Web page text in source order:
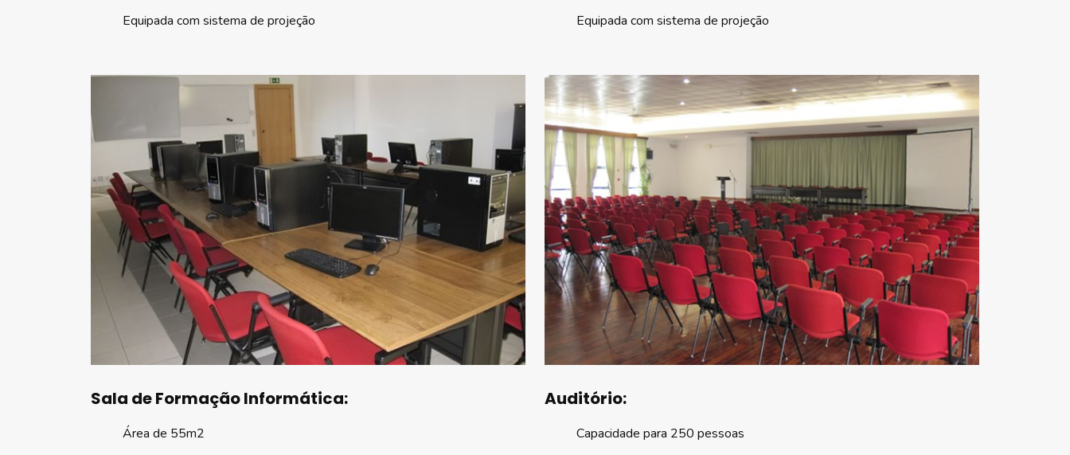
Equipada com sistema de projeção
Equipada com sistema de projeção
Sala de Formação Informática:
Área de 55m2
Auditório:
Capacidade para 250 pessoas